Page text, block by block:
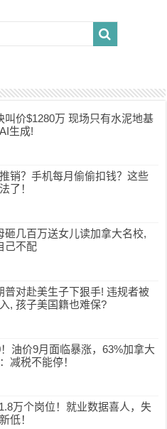
叫价$1280万 现场只有水泥地基
生成!
销？手机每月偷偷扣钱？这些
了！
砸几百万送女儿读加拿大名校,
己不配
普对赴美生子下狠手! 违规者被
, 孩子美国籍也难保?
油价9月面临暴涨，63%加拿大
减税不能停！
万个岗位！就业数据喜人，失
低！